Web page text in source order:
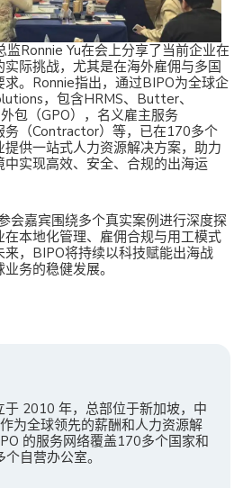
监Ronnie Yu在会上分享了当前企业在
际挑战，尤其是在海外雇佣与多国
。Ronnie指出，通过BIPO为全球企
，包含HRMS、Butter、
包（GPO），名义雇主服务
务（Contractor）等，已在170多个
提供一站式人力资源解决方案，助力
实现高效、安全、合规的出海运
会嘉宾围绕多个真实案例进行深度探
本地化管理、雇佣合规与用工模式
，BIPO将持续以科技赋能出海战
务的稳健发展。
于 2010 年，总部位于新加坡，中
为全球领先的薪酬和人力资源解
的服务网络覆盖170多个国家和
自营办公室。